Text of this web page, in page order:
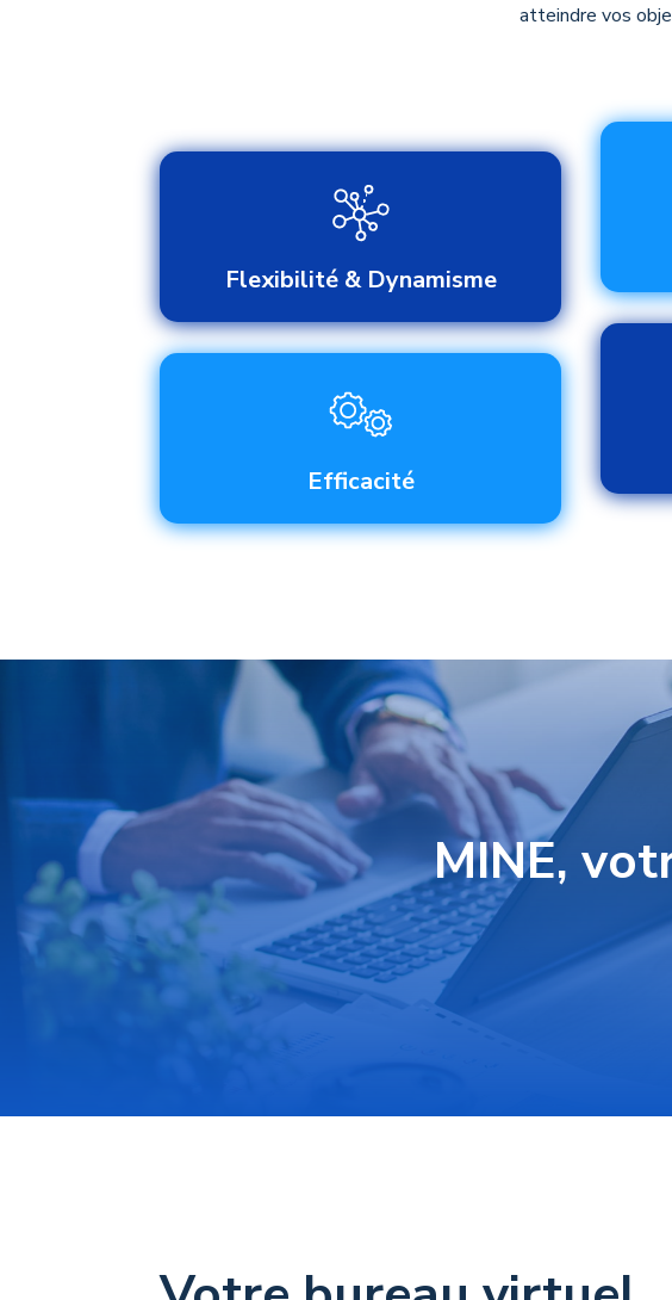
atteindre vos
Flexibilité & Dynamisme
Efficacité
MINE,